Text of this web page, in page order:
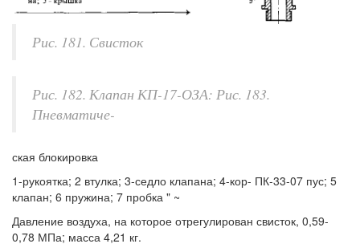
Рис. 181. Свисток
Рис. 182. Клапан КП-17-ОЗА: Рис. 183.
Пневматиче-
ская блокировка
1-рукоятка; 2 втулка; 3-седло клапана; 4-кор- ПК-33-07 пус; 5
клапан; 6 пружина; 7 пробка " ~
Давление воздуха, на которое отрегулирован свисток, 0,59-
0,78 МПа; масса 4,21 кг.